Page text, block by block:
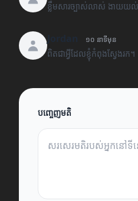
ខ្លឹមសារច្បាស់លាស់ ងាយ
១០ នាទីមុន
ពិតជាអ្វីដែលខ្ញុំកំពុងស្វែងរក។
បញ្ចេញមតិ